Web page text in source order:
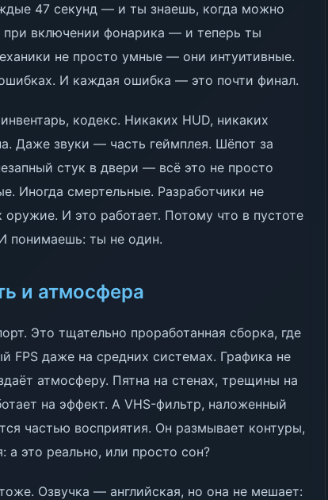
47 секунд — и ты знаешь, когда можно
при включении фонарика — и теперь ты
не просто умные — они интуитивные.
И каждая ошибка — это почти финал.
кодекс. Никаких HUD, никаких
Даже звуки — часть геймплея. Шёпот за
стук в двери — всё это не просто
Иногда смертельные. Разработчики не
И это работает. Потому что в пустоте
понимаешь: ты не один.
и атмосфера
Это тщательно проработанная сборка, где
FPS даже на средних системах. Графика не
атмосферу. Пятна на стенах, трещины на
на эффект. А VHS-фильтр, наложенный
частью восприятия. Он размывает контуры,
а это реально, или просто сон?
Озвучка — английская, но она не мешает: